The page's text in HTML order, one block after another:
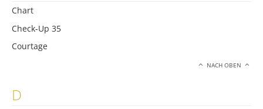
Chart
Check-Up 35
Courtage
NACH OBEN
D